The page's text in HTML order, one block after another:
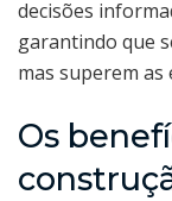
decisões
garantindo que
mas superem as
Os